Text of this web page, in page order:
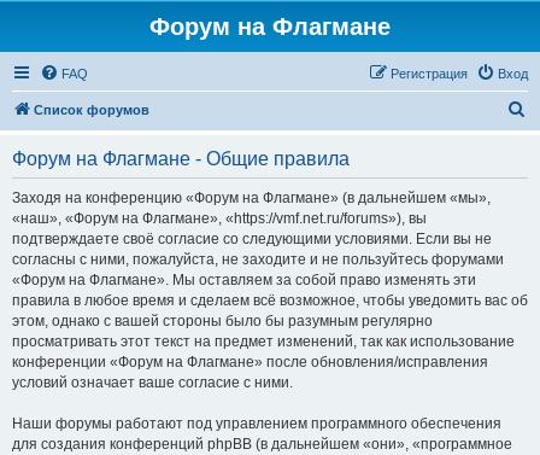
Форум на Флагмане
FAQ Вход
Регистрация
Список форумов
Форум на Флагмане - Общие правила
Заходя на конференцию «Форум на Флагмане» (в дальнейшем «мы»,
«наш», «Форум на Флагмане», «https://vmf.net.ru/forums»), вы
подтверждаете своё согласие со следующими условиями. Если вы не
согласны с ними, пожалуйста, не заходите и не пользуйтесь форумами
«Форум на Флагмане». Мы оставляем за собой право изменять эти
правила в любое время и сделаем всё возможное, чтобы уведомить вас об
этом, однако с вашей стороны было бы разумным регулярно
просматривать этот текст на предмет изменений, так как использование
конференции «Форум на Флагмане» после обновления/исправления
условий означает ваше согласие с ними.
Наши форумы работают под управлением программного обеспечения
для создания конференций phpBB (в дальнейшем «они», «программное